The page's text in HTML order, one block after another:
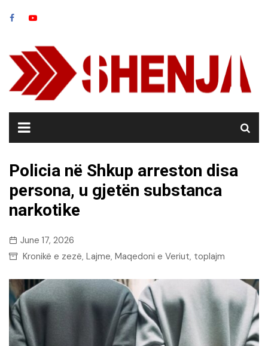
Policia në Shkup arreston disa
persona, u gjetën substanca
narkotike
June 17, 2026
Kronikë e zezë, Lajme, Maqedoni e Veriut, toplajm